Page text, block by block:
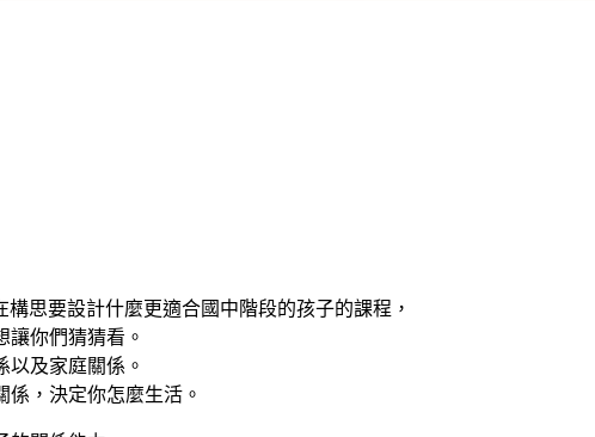
構思要設計什麼更適合國中階段的孩子的課程，
讓你們猜猜看。
以及家庭關係。
，決定你怎麼生活。